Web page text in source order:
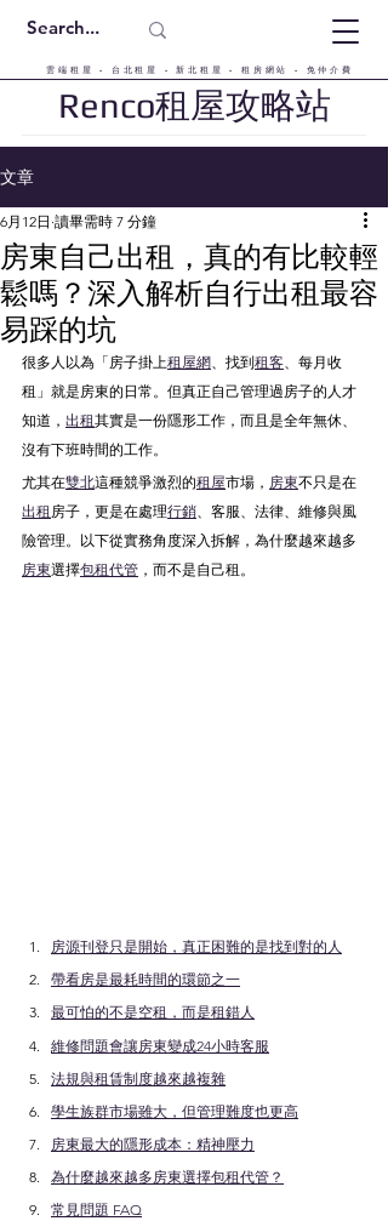
雲端租屋 - 台北租屋 - 新北租屋 - 租房網站 - 免仲介費
Renco租屋攻略站
文章
房東自己出租，真的有比較輕
鬆嗎？深入解析自行出租最容
易踩的坑
6月12日 讀畢需時 7 分鐘
很多人以為「房子掛上租屋網 、找到租客 、每月收
租」就是房東的日常。但真正自己管理過房子的人才
知道， 出租其實是一份隱形工作，而且是全年無休、
沒有下班時間的工作。
尤其在雙北這種競爭激烈的租屋市場， 房東不只是在
出租 房子，更是在處理行銷 、客服、法律、維修與風
險管理。以下從實務角度深入拆解，為什麼越來越多
房東選擇包租代管 ，而不是自己租。
房源刊登只是開始，真正困難的是找到對的人
帶看房是最耗時間的環節之一
最可怕的不是空租，而是租錯人
維修問題會讓房東變成24小時客服
法規與租賃制度越來越複雜
學生族群市場雖大，但管理難度也更高
房東最大的隱形成本：精神壓力
為什麼越來越多房東選擇包租代管？
常見問題 FAQ